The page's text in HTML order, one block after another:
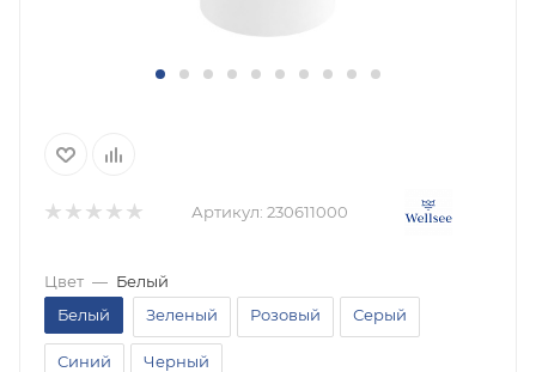
Артикул: 230611000
Цвет — Белый
Белый
Зеленый Розовый Серый
Синий Черный